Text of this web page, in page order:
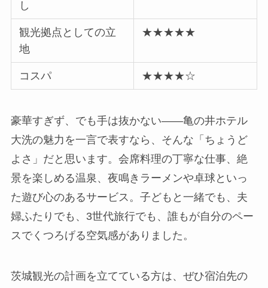
し
観光拠点としての立
地
★★★★★
コスパ ★★★★☆
豪華すぎず、でも手は抜かない——亀の井ホテル
大洗の魅力を一言で表すなら、そんな「ちょうど
よさ」だと思います。会席料理の丁寧な仕事、絶
景を楽しめる温泉、夜鳴きラーメンや卓球といっ
た遊び心のあるサービス。子どもと一緒でも、夫
婦ふたりでも、3世代旅行でも、誰もが自分のペー
スでくつろげる空気感がありました。
茨城観光の計画を立てている方は、ぜひ宿泊先の